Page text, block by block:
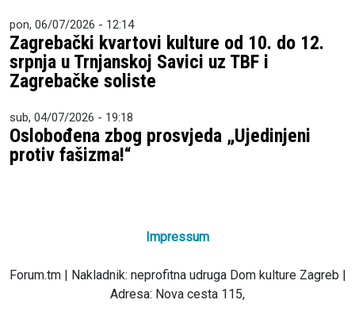
pon, 06/07/2026 - 12:14
Zagrebački kvartovi kulture od 10. do 12.
srpnja u Trnjanskoj Savici uz TBF i
Zagrebačke soliste
sub, 04/07/2026 - 19:18
Oslobođena zbog prosvjeda „Ujedinjeni
protiv fašizma!“
Impressum
Forum.tm | Nakladnik: neprofitna udruga Dom kulture Zagreb |
Adresa: Nova cesta 115,